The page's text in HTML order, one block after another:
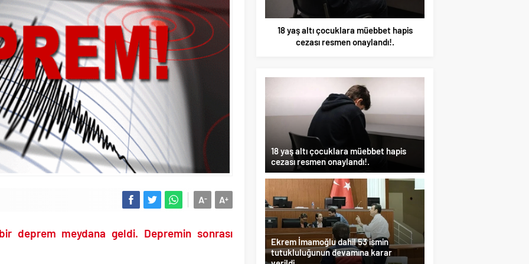
Trump Küba üzerinden sahte kahramanlık peşinde..
Çerçeve Yasa Teklifi’nin maddeleri belli oldu..
yasal süreç başlıyor..
de rüşvetten gözaltına alındı!.
İş Yapamam” mesajı atan CHP’li Başkanın skandal yazışmaları!.
Tek tıkla öğren..
kazığı ile iptal edip 1 liraya düşürdüler!.
maçında F-16 ile gövde gösterisi yapan paşa emekliye sevk edildi!.
kuvvetleri paşası hayırlı olsun..
uyuşturucu testi pozitif çıktı!.
“İktidar Olamazsam İstifa Ederim” gazları vermeye başladı!.
A+
A-
deprem meydana geldi. Depremin sonrası
18 yaş altı çocuklara müebbet hapis
cezası resmen onaylandı!.
Ekrem İmamoğlu dahil 53 ismin
tutukluluğunun devamına karar verildi..
18 yaş altı çocuklara müebbet hapis
cezası resmen onaylandı!.
Ekrem İmamoğlu dahil 53 ismin
tutukluluğunun devamına karar